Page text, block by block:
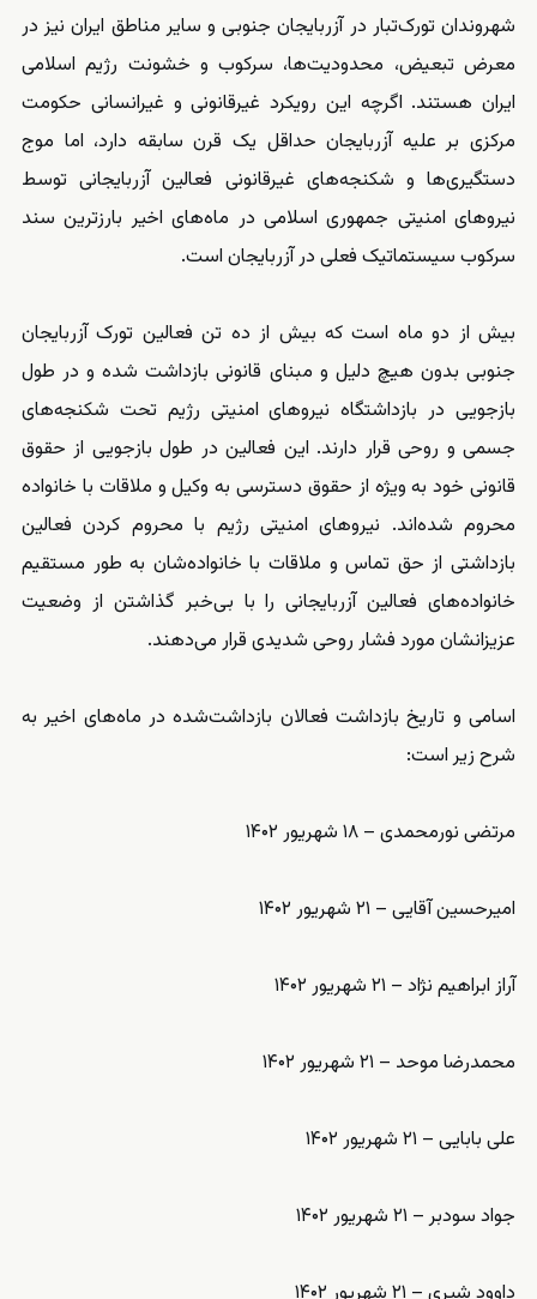
شهروندان تورک‌تبار در آزربایجان جنوبی و سایر مناطق ایران نیز در
معرض تبعیض، محدودیت‌ها، سرکوب و خشونت رژیم اسلامی
ایران هستند. اگرچه این رویکرد غیرقانونی و غیرانسانی حکومت
مرکزی بر علیه آزربایجان حداقل یک قرن سابقه دارد، اما موج
دستگیری‌ها و شکنجه‌های غیرقانونی فعالین آزربایجانی توسط
نیروهای امنیتی جمهوری اسلامی در ماه‌های اخیر بارزترین سند
سرکوب سیستماتیک فعلی در آزربایجان است.
بیش از دو ماه است که بیش از ده تن فعالین تورک آزربایجان
جنوبی بدون هیچ دلیل و مبنای قانونی بازداشت شده و در طول
بازجویی در بازداشتگاه نیروهای امنیتی رژیم تحت شکنجه‌های
جسمی و روحی قرار دارند. این فعالین در طول بازجویی از حقوق
قانونی خود به ویژه از حقوق دسترسی به وکیل و ملاقات با خانواده
محروم شده‌اند. نیروهای امنیتی رژیم با محروم کردن فعالین
بازداشتی از حق تماس و ملاقات با خانواده‌شان به طور مستقیم
خانواده‌های فعالین آزربایجانی را با بی‌خبر گذاشتن از وضعیت
عزیزانشان مورد فشار روحی شدیدی قرار می‌دهند.
اسامی و تاریخ بازداشت فعالان بازداشت‌شده در ماه‌های اخیر به
شرح زیر است:
مرتضی نورمحمدی – ۱۸ شهریور ۱۴۰۲
امیرحسین آقایی – ۲۱ شهریور ۱۴۰۲
آراز ابراهیم نژاد – ۲۱ شهریور ۱۴۰۲
محمدرضا موحد – ۲۱ شهریور ۱۴۰۲
علی بابایی – ۲۱ شهریور ۱۴۰۲
جواد سودبر – ۲۱ شهریور ۱۴۰۲